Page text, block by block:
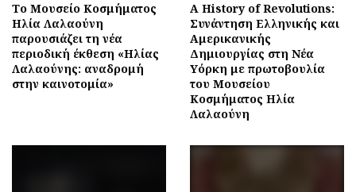
Το Μουσείο Κοσμήματος
Ηλία Λαλαούνη
παρουσιάζει τη νέα
περιοδική έκθεση «Ηλίας
Λαλαούνης: αναδρομή
στην καινοτομία»
Α History of Revolutions:
Συνάντηση Ελληνικής και
Αμερικανικής
Δημιουργίας στη Νέα
Υόρκη με πρωτοβουλία
του Μουσείου
Κοσμήματος Ηλία
Λαλαούνη